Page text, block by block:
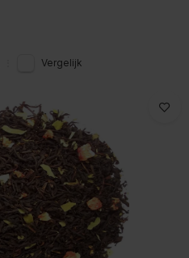
Vergelijk